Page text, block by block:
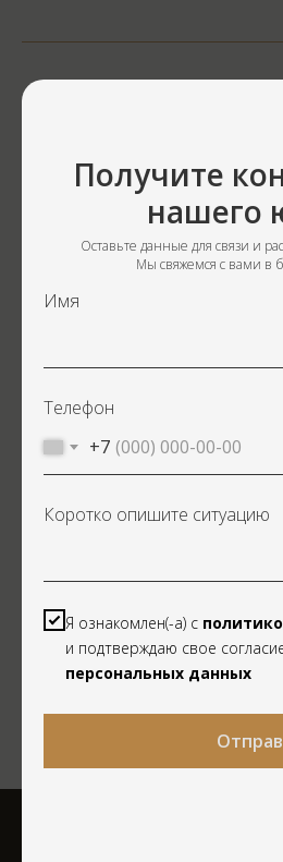
ПРАВОВОЙ
Изучаем дело и предлагаем
Фиксируем в договоре объем услуг,
Получите
нашего
Оставьте данные для связи и
Мы свяжемся с вами в
Имя
Телефон
+7
Коротко опишите ситуацию
Я ознакомлен(-а) с
и подтверждаю свое
персональных данных